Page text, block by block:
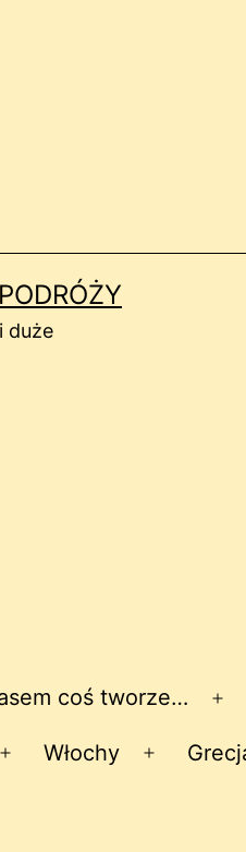
duże
coś tworze…
Rozwiń
Włochy
Rozwiń